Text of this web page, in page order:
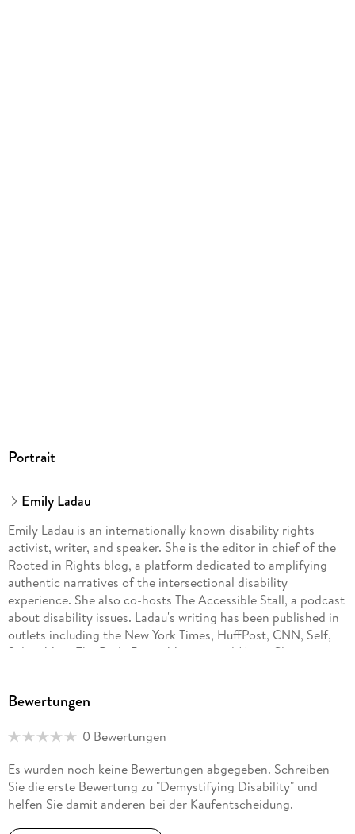
Portrait
Emily Ladau
Emily Ladau is an internationally known disability rights
activist, writer, and speaker. She is the editor in chief of the
Rooted in Rights blog, a platform dedicated to amplifying
authentic narratives of the intersectional disability
experience. She also co-hosts The Accessible Stall, a podcast
about disability issues. Ladau's writing has been published in
outlets including the New York Times, HuffPost, CNN, Self,
Salon, Vice, The Daily Beast, Variety, and Marie Claire
the New York Times. She has served as an expert source on
Post, and Teen Vogue, and has been featured in a range of
U.S. News & World Report.
Bewertungen
0 Bewertungen
Es wurden noch keine Bewertungen abgegeben. Schreiben
Sie die erste Bewertung zu "Demystifying Disability" und
helfen Sie damit anderen bei der Kaufentscheidung.